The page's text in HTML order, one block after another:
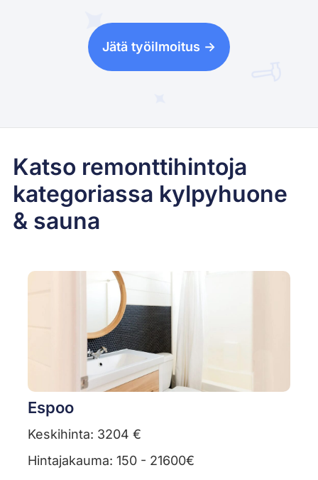
Jätä työilmoitus ->
Katso remonttihintoja
kategoriassa kylpyhuone
& sauna
Espoo
Keskihinta: 3204 €
Hintajakauma: 150 - 21600€